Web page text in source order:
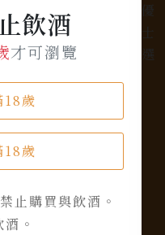
飲酒
才可瀏覽
18歲
18歲
止購買與飲酒。
。
類的店家，為您提供優
是熱愛品味經典的威士
，我們都有廣泛的選